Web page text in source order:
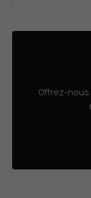
Offrez-nous